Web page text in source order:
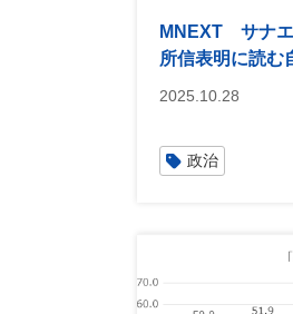
MNEXT サナ
所信表明に読む
2025.10.28
政治